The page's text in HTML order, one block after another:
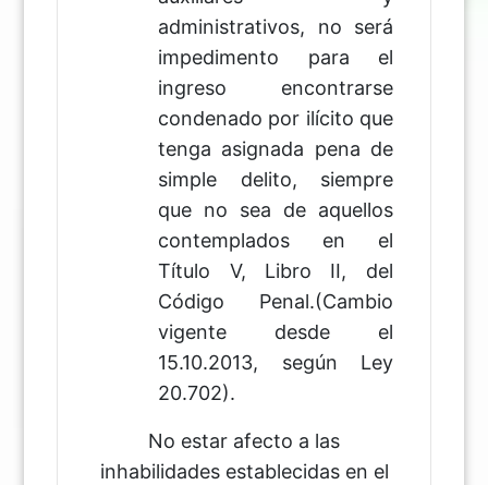
administrativos, no será
impedimento para el
ingreso encontrarse
condenado por ilícito que
tenga asignada pena de
simple delito, siempre
que no sea de aquellos
contemplados en el
Título V, Libro II, del
Código Penal.(Cambio
vigente desde el
15.10.2013, según Ley
20.702).
No estar afecto a las
inhabilidades establecidas en el